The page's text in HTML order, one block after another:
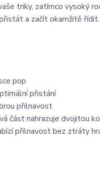
triky, zatímco vysoký
a začít okamžitě
pop
přistání
přilnavost
část nahrazuje dvojitou
přilnavost bez ztráty